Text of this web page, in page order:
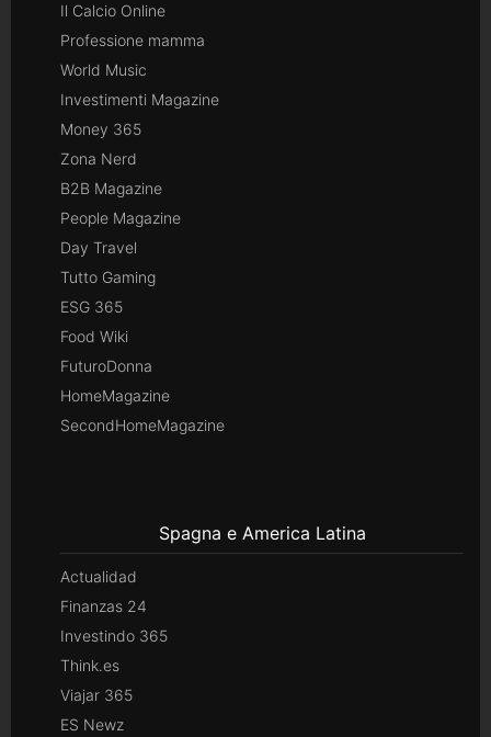
Il Calcio Online
Professione mamma
World Music
Investimenti Magazine
Money 365
Zona Nerd
B2B Magazine
People Magazine
Day Travel
Tutto Gaming
ESG 365
Food Wiki
FuturoDonna
HomeMagazine
SecondHomeMagazine
Spagna e America Latina
Actualidad
Finanzas 24
Investindo 365
Think.es
Viajar 365
ES Newz